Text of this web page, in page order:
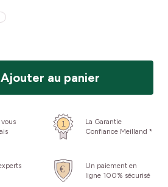
Ajouter au panier
La Garantie
Confiance Meilland *
Un paiement en
ligne 100% sécurisé